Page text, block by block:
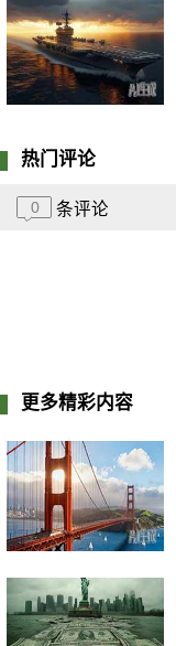
热门评论
0 条评论
更多精彩内容